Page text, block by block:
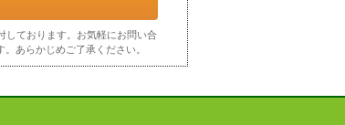
ております。お気軽にお問い合
あらかじめご了承ください。